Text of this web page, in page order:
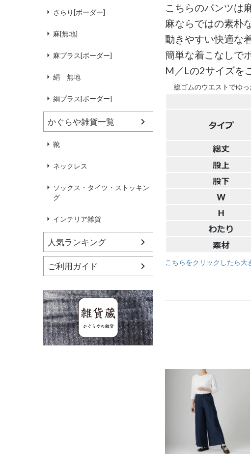
さらり[ボーダー]
麻[無地]
麻プラス[ボーダー]
絹 無地
絹プラス[ボーダー]
かぐらや雑貨一覧
靴
ネックレス
ソックス・タイツ・ストッキン
グ
インテリア雑貨
人気ランキング
ご利用ガイド
こちらのパンツは
麻ならではの素朴
動きやすい快適な
簡単な着こなしで
M／Lの2サイズを
総ゴムのウエストでゆっ
こちらをクリックしたら大